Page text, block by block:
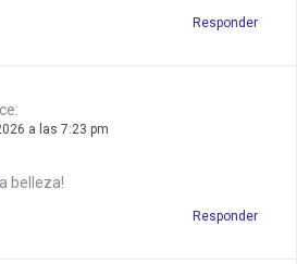
Responder
a las 7:23 pm
belleza!
Responder